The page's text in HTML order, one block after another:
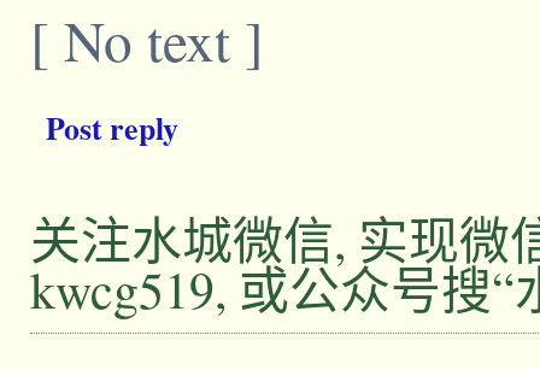
[ No text ]
Post reply
关注水城微信, 实现微
kwcg519, 或公众号搜“